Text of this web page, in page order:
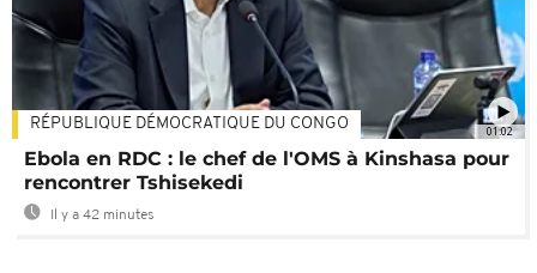
01:02
RÉPUBLIQUE DÉMOCRATIQUE DU CONGO
Ebola en RDC : le chef de l'OMS à Kinshasa pour
rencontrer Tshisekedi
Il y a 42 minutes